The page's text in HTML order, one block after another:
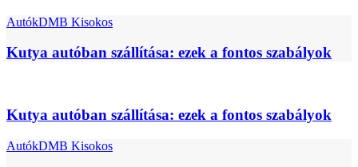
AutókDMB Kisokos
Kutya autóban szállítása: ezek a fontos szabályok
Kutya autóban szállítása: ezek a fontos szabályok
AutókDMB Kisokos